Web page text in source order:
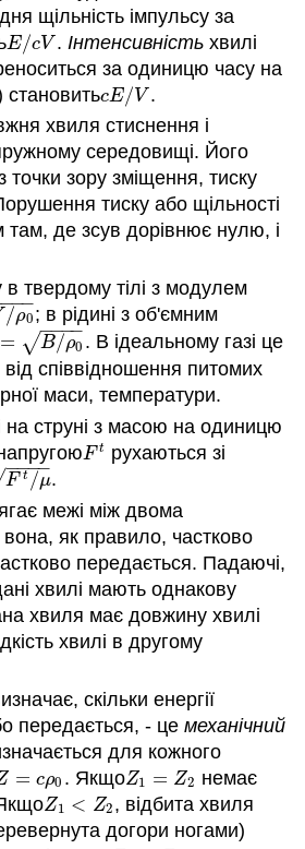
щільність імпульсу за
E/cV
E/cV . Інтенсивність хвилі
за одиницю часу на
cE/V
cE/V .
хвиля стиснення і
середовищі. Його
точки зору зміщення, тиску
тиску або щільності
де зсув дорівнює нулю, і
в твердому тілі з модулем
/ρ0
−
− ; в рідині з об'ємним
= B/ρ0
− −
−−
√
=B /ρ0
. В ідеальному газі це
від співвідношення питомих
маси, температури.
на струні з масою на одиницю
F t
Ft рухаються зі
F t /μ
− −
−− .
межі між двома
як правило, частково
передається. Падаючі,
хвилі мають однакову
хвиля має довжину хвилі
хвилі в другому
скільки енергії
передається, - цемеханічний
для кожного
= cρ0
=cρ0 . ЯкщоZ1 = Z2
Z1 =Z 2
немає
Z1 < Z2
Z1 <Z 2
, відбита хвиля
догори ногами)